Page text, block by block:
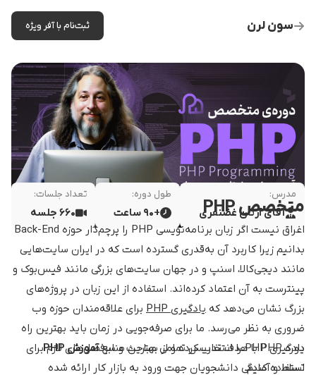
سون لرن ثبت‌نام با آفر ویژه
مدرس:
آقای آرتان غضنفری
طول دوره:
+۹۰ ساعت
تعداد جلسات:
۶۶۰ جلسه متخصص PHP
اغراق نیست اگر زبان برنامه‌نویسی PHP را پرچم‌دار حوزه Back-End
بدانیم زیرا کاربرد آن به‌قدری گسترده است که در ایران سایت‌هایی
مانند دیجی‌کالا، اسنپ و در جهان سایت‌های بزرگی مانند فیس‌بوک و
پینترست به آن اعتماد کرده‌اند. استفاده از این زبان در پروژه‌های
بزرگ نشان می‌دهد که یادگیری PHP
برای علاقه‌مندان حوزه وب
ضروری به نظر می‌رسد. ما برای صرفه‌جویی در زمان باید بهترین راه
یادگیری PHP را انتخاب کرده و از بهترین منابع
آموزش PHP
استفاده کنیم.
دوره‌ PHP با هدف تدریس تمامی مباحث و سرفصل‌های لازم برای
تسلط و آمادگی دانشجویان جهت ورود به بازار کار ارائه شده